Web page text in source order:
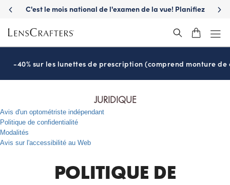
C'est le mois national de l'examen de la vue! Planifiez
-40% sur les lunettes de prescription (comprend monture de
JURIDIQUE
Avis d'un optométriste indépendant
Politique de confidentialité
Modalités
Avis sur l'accessibilité au Web
POLITIQUE DE